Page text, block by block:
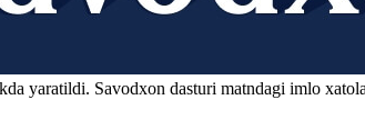
yaratildi. Savodxon dasturi matndagi imlo